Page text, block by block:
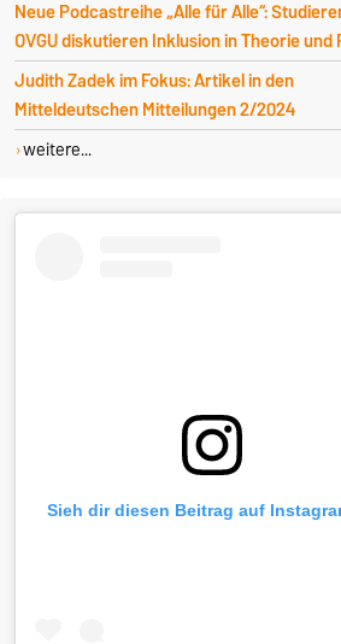
Neue Podcastreihe „Alle für Alle“:
OVGU diskutieren Inklusion in Theorie und
Judith Zadek im Fokus: Artikel in den
Mitteldeutschen Mitteilungen 2/2024
weitere...
Sieh dir diesen Beitrag auf